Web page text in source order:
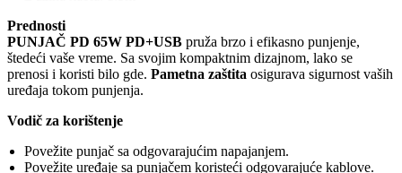
Prednosti
PUNJAČ PD 65W PD+USB pruža brzo i efikasno punjenje,
štedeći vaše vreme. Sa svojim kompaktnim dizajnom, lako se
prenosi i koristi bilo gde. Pametna zaštita osigurava sigurnost vaših
uređaja tokom punjenja.
Vodič za korištenje
Povežite punjač sa odgovarajućim napajanjem.
Povežite uređaje sa punjačem koristeći odgovarajuće kablove.